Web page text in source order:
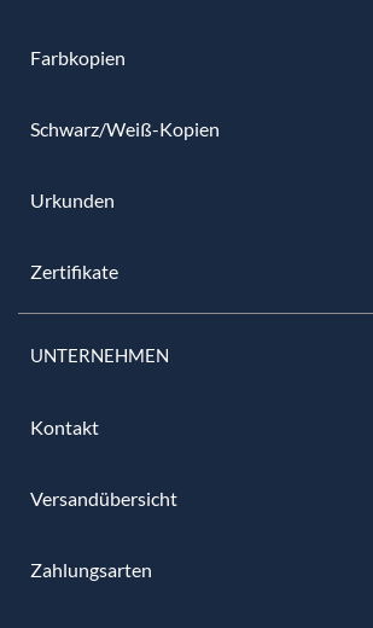
Farbkopien
Schwarz/Weiß-Kopien
Urkunden
Zertifikate
UNTERNEHMEN
Kontakt
Versandübersicht
Zahlungsarten